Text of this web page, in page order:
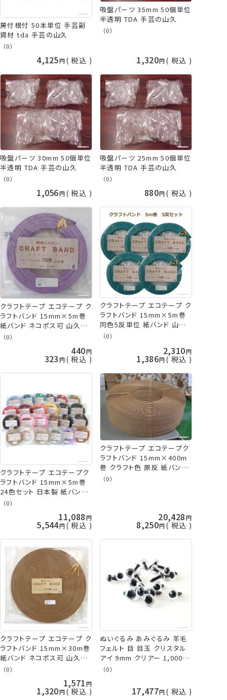
房付根付 50本単位 手芸副
資材 tda 手芸の山久
（0）
4,125 税込
吸盤パーツ 35mm 50個単位
半透明 TDA 手芸の山久
（0）
1,320 税込
吸盤パーツ 30mm 50個単位
半透明 TDA 手芸の山久
（0）
1,056 税込
吸盤パーツ 25mm 50個単位
半透明 TDA 手芸の山久
（0）
880 税込
クラフトテープ エコテープ ク
ラフトバンド 15mm×5m巻
紙バンド ネコポス可 山久オ
リジナル 手芸の山久
（0）
440
323 税込
クラフトテープ エコテープ ク
ラフトバンド 15mm×5m巻
同色5反単位 紙バンド 山久
オリジナル tda 手芸の山久
（0）
2,310
1,386 税込
クラフトテープ エコテープク
ラフトバンド 15mm×5m巻
24色セット 日本製 紙バンド
山久オリジナル 手芸の山久
（0）
11,088
5,544 税込
クラフトテープ エコテープク
ラフトバンド 15mm×400m
巻 クラフト色 原反 紙バンド
山久オリジナル 手芸の山久
（0）
20,428
8,250 税込
クラフトテープ エコテープ ク
ラフトバンド 15mm×30m巻
紙バンド ネコポス可 山久オ
リジナル 手芸の山久
（0）
1,571
1,320 税込
ぬいぐるみ あみぐるみ 羊毛
フェルト 目 目玉 クリスタル
アイ 9mm クリアー 1,000個
入/袋 大容量 TDA さし目 プ
（0）
17,477 税込